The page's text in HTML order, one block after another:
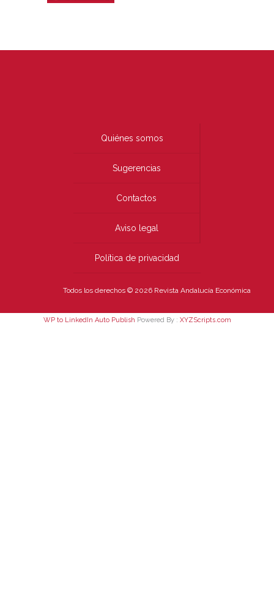
Quiénes somos
Sugerencias
Contactos
Aviso legal
Política de privacidad
Todos los derechos © 2026 Revista Andalucía Económica
WP to LinkedIn Auto Publish Powered By : XYZScripts.com